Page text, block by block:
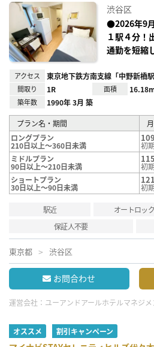
渋谷区
●2026年9
１駅４分！
通勤を短縮
アクセス 東京地下鉄方南支線「中野新橋
間取り 1R 面積
築年数 1990年 3月 築
プラン名・期間
ロングプラン
210日以上～360日未満
初
ミドルプラン
90日以上～210日未満
初
ショートプラン
30日以上～90日未満 初
駅近 オートロック
保証人不要
東京都 渋谷区
お問合わせ
運営会社： ユーアンドアールホテルマネジ
オススメ 割引キャンペーン